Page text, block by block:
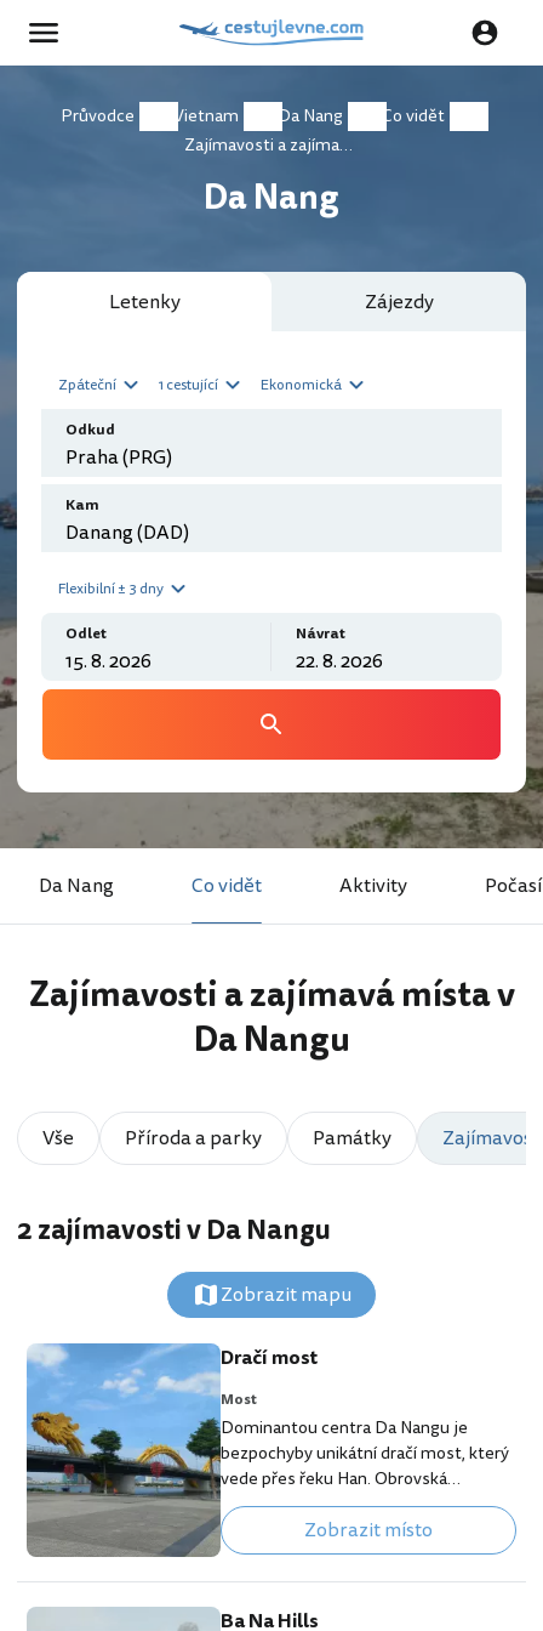
Průvodce Vietnam Da Nang
Co vidět
Zajímavosti a zajímavá místa
Da Nang
Letenky Zájezdy
Zpáteční 1 cestující Ekonomická
Odkud
Kam
Flexibilní ± 3 dny
Odlet Návrat
Da Nang Co vidět Aktivity Počasí
Zajímavosti a zajímavá místa v
Da Nangu
Vše Příroda a parky Památky
2 zajímavosti v Da Nangu
Zobrazit mapu
Dračí most
Most
Dominantou centra Da Nangu je
bezpochyby unikátní dračí most, který
vede přes řeku Han. Obrovská
konstrukce draka přes most byla
dokončena až v roce 2009. Ten pravý
zážitek ale budete mít až večer, kdy
drak pravidelně chrlí ze svého
velkolepého chřtánu oheň a vodu.
Zobrazit místo
Ba Na Hills